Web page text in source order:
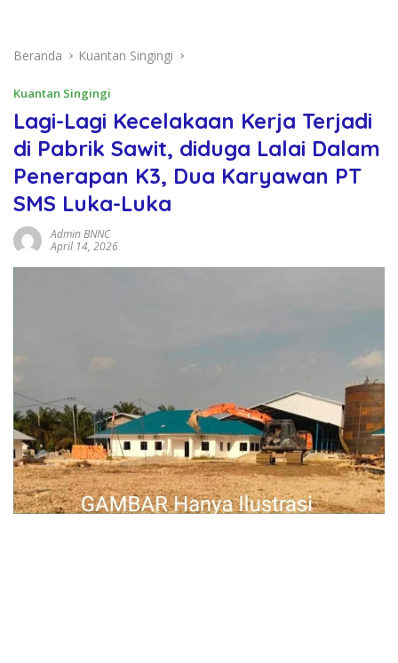
Beranda Kuantan Singingi
Kuantan Singingi
Lagi-Lagi Kecelakaan Kerja Terjadi
di Pabrik Sawit, diduga Lalai Dalam
Penerapan K3, Dua Karyawan PT
SMS Luka-Luka
Admin BNNC
April 14, 2026